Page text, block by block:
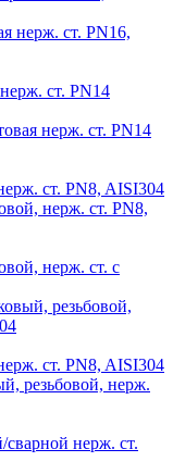
нерж. ст. PN16,
нерж. ст. PN14
нерж. ст. PN8,
резьбовой,
резьбовой, нерж.